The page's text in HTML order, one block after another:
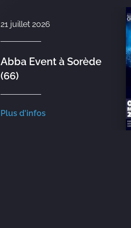
21 juillet 2026
Abba Event à Sorède
(66)
Plus d'infos